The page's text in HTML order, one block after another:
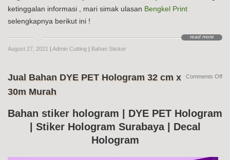
ketinggalan informasi , mari simak ulasan Bengkel Print
selengkapnya berikut ini !
read more
August 27, 2021 Admin Cutting Bahan Sticker
Jual Bahan DYE PET Hologram 32 cm x
30m Murah
Bahan stiker hologram | DYE PET Hologram
| Stiker Hologram Surabaya | Decal
Hologram
Comments Offon